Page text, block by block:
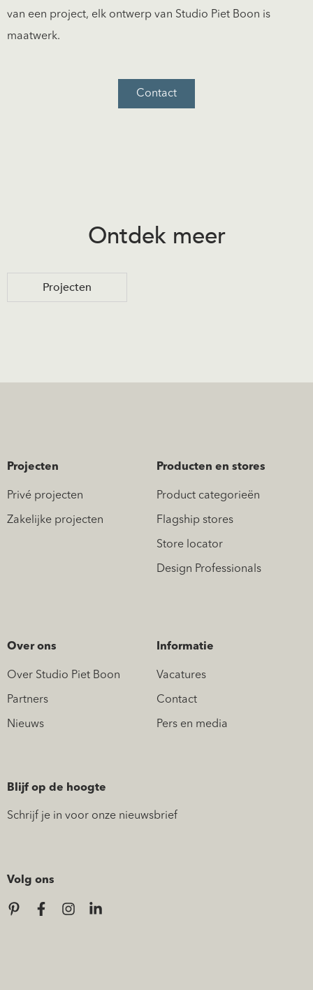
van een project, elk ontwerp van Studio Piet Boon is
maatwerk.
Contact
Ontdek meer
Projecten
Projecten
Privé projecten
Zakelijke projecten
Producten en stores
Product categorieën
Flagship stores
Store locator
Design Professionals
Over ons
Over Studio Piet Boon
Partners
Nieuws
Informatie
Vacatures
Contact
Pers en media
Blijf op de hoogte
Schrijf je in voor onze nieuwsbrief
Volg ons